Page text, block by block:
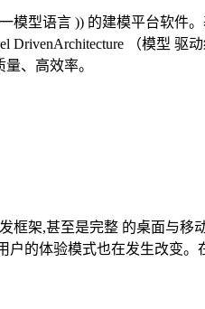
模型语言 )) 的建模平台软
（模型
、高效率。
框架,甚至是完整 的桌面与
的体验模式也在发生改变